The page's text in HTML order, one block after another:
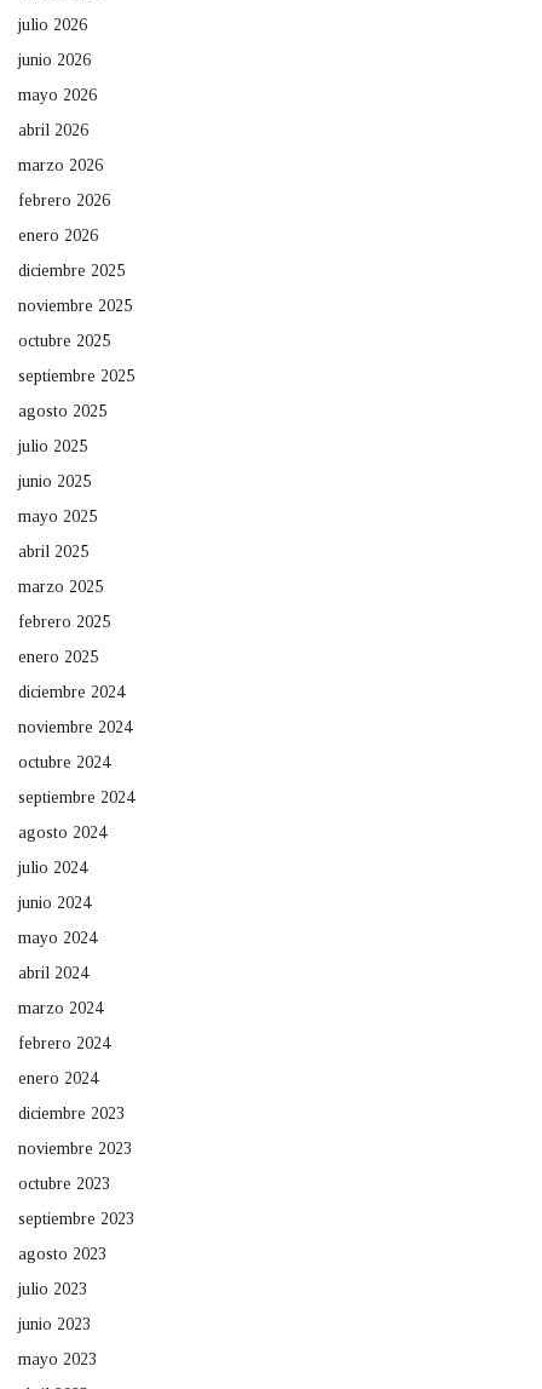
julio 2026
junio 2026
mayo 2026
abril 2026
marzo 2026
febrero 2026
enero 2026
diciembre 2025
noviembre 2025
octubre 2025
septiembre 2025
agosto 2025
julio 2025
junio 2025
mayo 2025
abril 2025
marzo 2025
febrero 2025
enero 2025
diciembre 2024
noviembre 2024
octubre 2024
septiembre 2024
agosto 2024
julio 2024
junio 2024
mayo 2024
abril 2024
marzo 2024
febrero 2024
enero 2024
diciembre 2023
noviembre 2023
octubre 2023
septiembre 2023
agosto 2023
julio 2023
junio 2023
mayo 2023